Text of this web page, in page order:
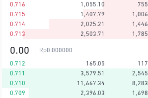
0.716
1,055.10
0.715
1,407.79
0.714
2,025.21
0.713
2,503.71
0.00 Rp0.000000
0.712
165.05
0.711
3,579.51
0.710
11,667.34
0.709
2,396.03